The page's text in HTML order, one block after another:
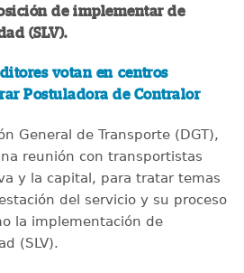
de implementar de
(SLV).
votan en centros
Postuladora de Contralor
General de Transporte (DGT),
reunión con transportistas
y la capital, para tratar temas
del servicio y su proceso
la implementación de
(SLV).